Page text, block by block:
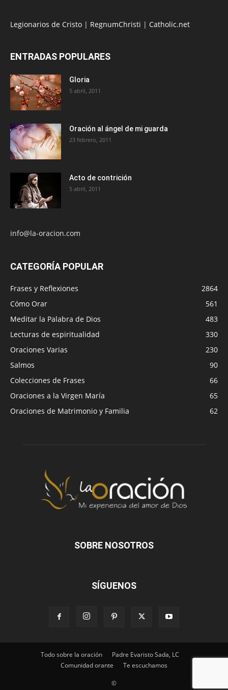
Legionarios de Cristo | RegnumChristi | Catholic.net
ENTRADAS POPULARES
Gloria
5 abril, 2011
Oración al ángel de mi guarda
23 febrero, 2011
Acto de contrición
5 abril, 2011
info@la-oracion.com
CATEGORÍA POPULAR
Frases y Reflexiones
2864
Cómo Orar
561
Meditar la Palabra de Dios
483
Lecturas de espiritualidad
330
Oraciones Varias
230
Salmos
90
Colecciones de Frases
66
Oraciones a la Virgen María
65
Oraciones de Matrimonio y Familia
62
SOBRE NOSOTROS
SÍGUENOS
Todo sobre la oración
Padre Evaristo Sada, LC
Comunidad orante
Te escuchamos
©